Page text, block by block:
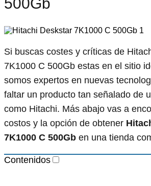
Si buscas costes y críticas de
7K1000 C 500Gb estas en el sitio
somos expertos en nuevas
faltar un producto tan señalado de
como Hitachi. Más abajo vas a
costos y la opción de obtener
7K1000 C 500Gb en una tienda
Contenidos